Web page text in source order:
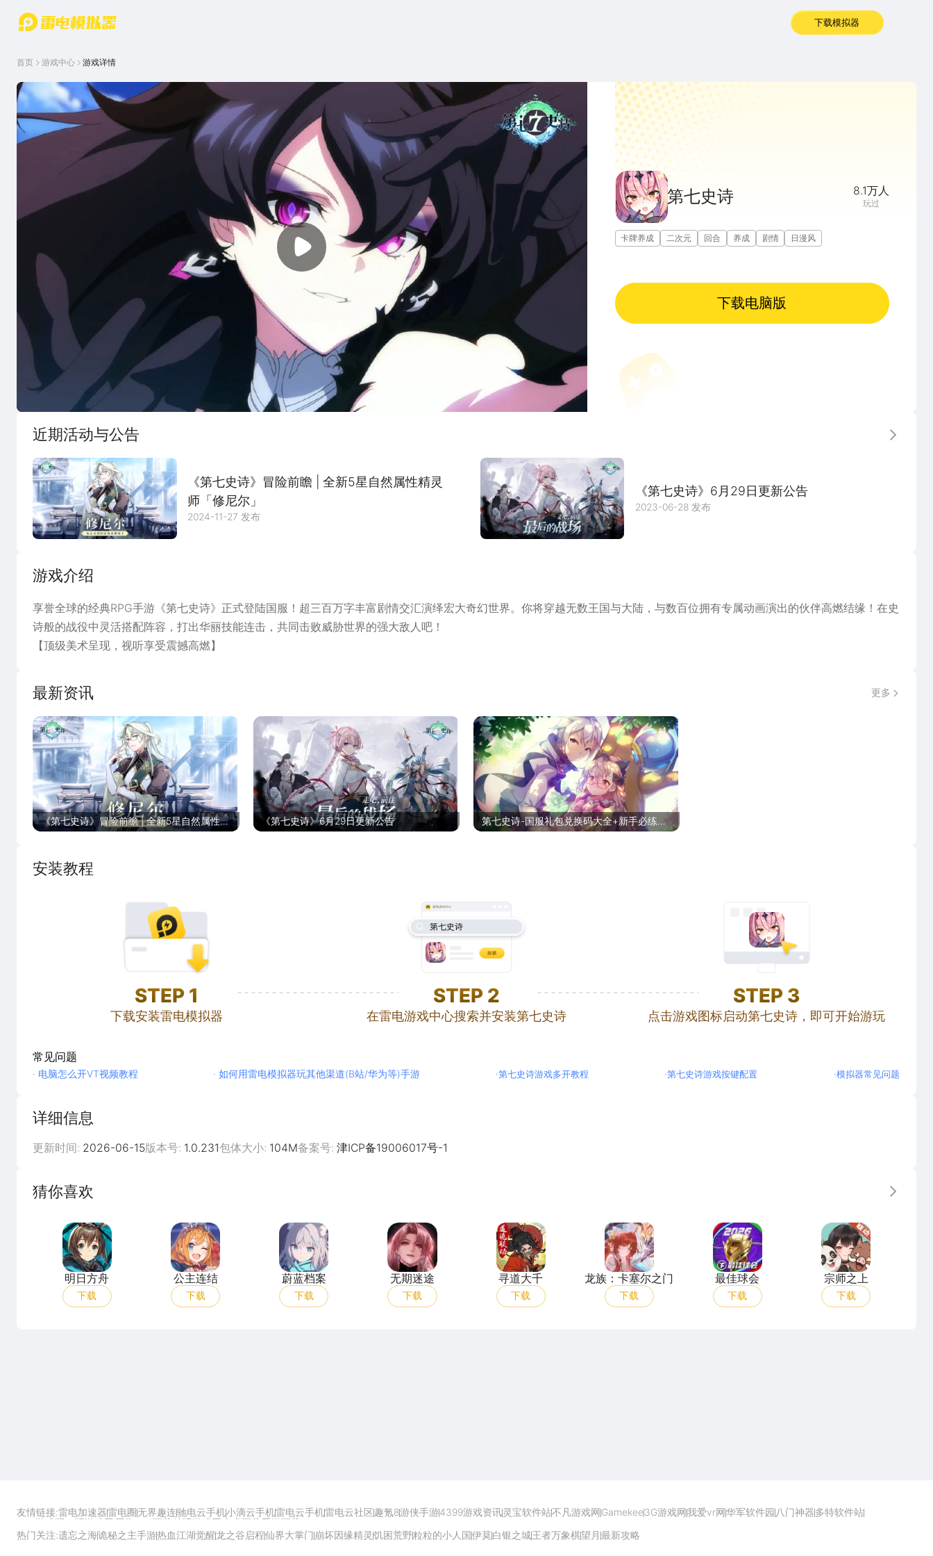
首页
游戏资
云游戏
官方论
坛
WIKI
下载模拟器
首页 游戏中心 游戏详情
宣传片 图集(1/5)
第七史诗 8.1万人
玩过
卡牌养成 二次元 回合 养成 剧情 日漫风
下载电脑版
近期活动与公告 更多
《第七史诗》冒险前瞻 | 全新5星自然属性精灵
师「修尼尔」
2024-11-27 发布
《第七史诗》6月29日更新公告
2023-06-28 发布
游戏介绍
享誉全球的经典RPG手游《第七史诗》正式登陆国服！超三百万字丰富剧情交汇演绎宏大奇幻世界。你将穿越无数王国与大陆，与数百位拥有专属动画演出的伙伴高燃结缘！在史
诗般的战役中灵活搭配阵容，打出华丽技能连击，共同击败威胁世界的强大敌人吧！
【顶级美术呈现，视听享受震撼高燃】
【恢弘群像剧情，百位伙伴与你结缘】
神明的庇护已然逝去，灭亡的威胁却从未远离。作为女神最后力量的继承者，你将跨越无数王国与大陆，与肩负信念和希望的伙伴们结缘，踏上守护世界的史诗旅途。
启程吧继承者，击碎毁灭的轮回，去开辟属于你们的未来。
最新资讯 更多
《第七史诗》冒险前瞻 | 全新5星自然属性精
《第七史诗》6月29日更新公告
第七史诗-国服礼包兑换码大全+新手必练角
安装教程
STEP 1
下载安装雷电模拟器
第七史诗
STEP 2
在雷电游戏中心搜索并安装第七史诗
STEP 3
点击游戏图标启动第七史诗，即可开始游玩
常见问题
· 电脑怎么开VT视频教程 · 如何用雷电模拟器玩其他渠道(B站/华为等)手游 ·第七史诗游戏多开教程 ·第七史诗游戏按键配置 ·模拟器常见问题
详细信息
更新时间: 2026-06-15版本号: 1.0.231包体大小: 104M备案号: 津ICP备19006017号-1
猜你喜欢 更多
明日方舟
明日方舟
下载
公主连结
公主连结
下载
蔚蓝档案
蔚蓝档案
下载
无期迷途
无期迷途
下载
寻道大千
寻道大千
下载
龙族：卡塞尔之门
龙族：卡塞尔之门
下载
最佳球会
最佳球会
下载
宗师之上
宗师之上
下载
友情链接:雷电加速器雷电圈无界趣连驰电云手机小滴云手机雷电云手机雷电云社区趣氪8游侠手游4399游戏资讯灵宝软件站不凡游戏网Gamekee3G游戏网我爱vr网华军软件园八门神器多特软件站
ZOL游戏 玩一玩游戏网 历趣APP下载 特玩游戏网 安卓下载 手游下载
热门关注:遗忘之海诡秘之主手游热血江湖觉醒龙之谷启程仙界大掌门崩坏因缘精灵 饥困荒野粒粒的小人国伊莫白银之城王者万象棋望月 最新攻略